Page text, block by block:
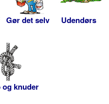
Gør det selv Udendørs
og knuder